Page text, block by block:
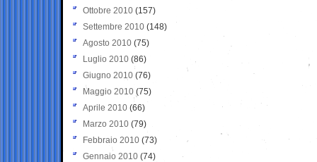
Ottobre 2010 (157)
Settembre 2010 (148)
Agosto 2010 (75)
Luglio 2010 (86)
Giugno 2010 (76)
Maggio 2010 (75)
Aprile 2010 (66)
Marzo 2010 (79)
Febbraio 2010 (73)
Gennaio 2010 (74)